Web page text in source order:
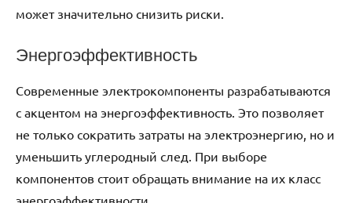
может значительно снизить риски.
Энергоэффективность
Современные электрокомпоненты разрабатываются
с акцентом на энергоэффективность. Это позволяет
не только сократить затраты на электроэнергию, но и
уменьшить углеродный след. При выборе
компонентов стоит обращать внимание на их класс